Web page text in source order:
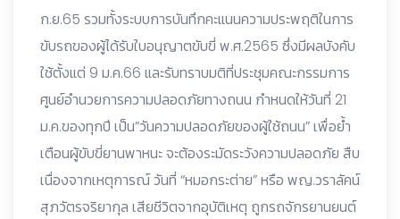
ก.ย.65 รวมทั้งระบบการบันทึกคะแนนความประพฤติในการ
ขับรถของผู้ได้รับใบอนุญาตขับขี่ พ.ศ.2565 ซึ่งมีผลบังคับ
ใช้ตั้งแต่ 9 ม.ค.66 และรับทราบมติที่ประชุมคณะกรรมการ
ศูนย์อำนวยการความปลอดภัยทางถนน กำหนดให้วันที่ 21
ม.ค.ของทุกปี เป็น”วันความปลอดภัยของผู้ใช้ถนน” เพื่อย้ำ
เตือนผู้ขับขี่ยานพาหนะ จะต้องระมัดระวังความปลอดภัย สืบ
เนื่องจากเหตุการณ์ วันที่ “หมอกระต่าย” หรือ พญ.วราลัคน์
สุภวัตรจริยากุล เสียชีวิตจากอุบัติเหตุ ถูกรถจักรยานยนต์